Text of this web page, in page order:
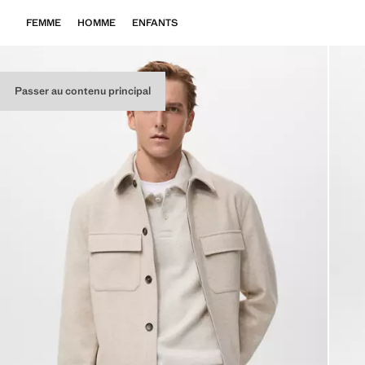
Passer au contenu principal
FEMME HOMME ENFANTS